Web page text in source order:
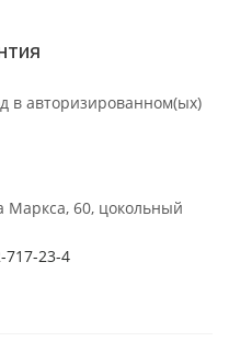
в авторизированном(ых)
Маркса, 60, цокольный
717-23-4